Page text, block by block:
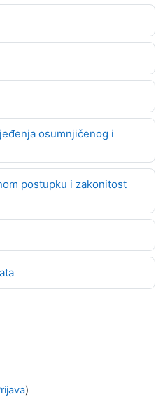
osumnjičenog i
postupku i zakonitost
)